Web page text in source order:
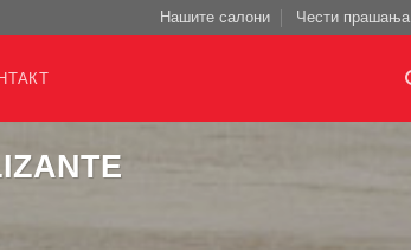
Нашите салони Чести прашања